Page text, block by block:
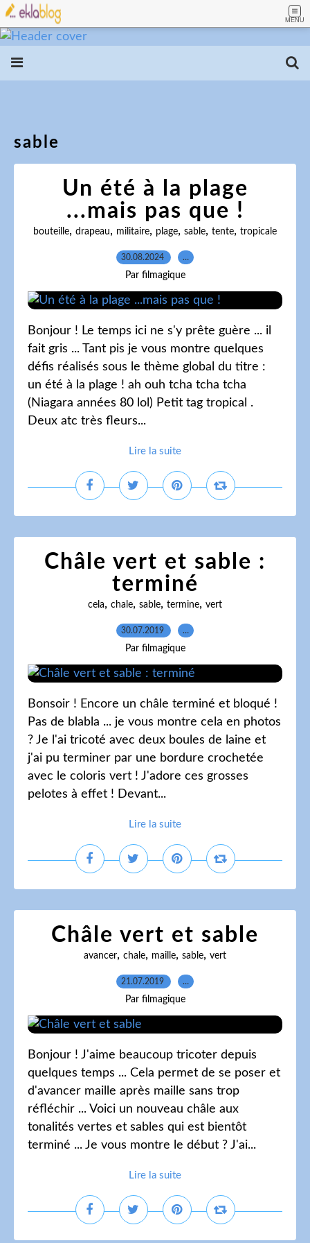
MENU
sable
Un été à la plage
...mais pas que !
bouteille, drapeau, militaire, plage, sable, tente, tropicale
30.08.2024 …
Par filmagique
Bonjour ! Le temps ici ne s'y prête guère ... il
fait gris ... Tant pis je vous montre quelques
défis réalisés sous le thème global du titre :
un été à la plage ! ah ouh tcha tcha tcha
(Niagara années 80 lol) Petit tag tropical .
Deux atc très fleurs...
Lire la suite
Châle vert et sable :
terminé
cela, chale, sable, termine, vert
30.07.2019 …
Par filmagique
Bonsoir ! Encore un châle terminé et bloqué !
Pas de blabla ... je vous montre cela en photos
? Je l'ai tricoté avec deux boules de laine et
j'ai pu terminer par une bordure crochetée
avec le coloris vert ! J'adore ces grosses
pelotes à effet ! Devant...
Lire la suite
Châle vert et sable
avancer, chale, maille, sable, vert
21.07.2019 …
Par filmagique
Bonjour ! J'aime beaucoup tricoter depuis
quelques temps ... Cela permet de se poser et
d'avancer maille après maille sans trop
réfléchir ... Voici un nouveau châle aux
tonalités vertes et sables qui est bientôt
terminé ... Je vous montre le début ? J'ai...
Lire la suite